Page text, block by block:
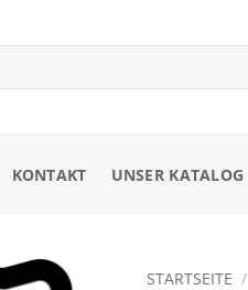
KONTAKT UNSER KATALOG
STARTSEITE /